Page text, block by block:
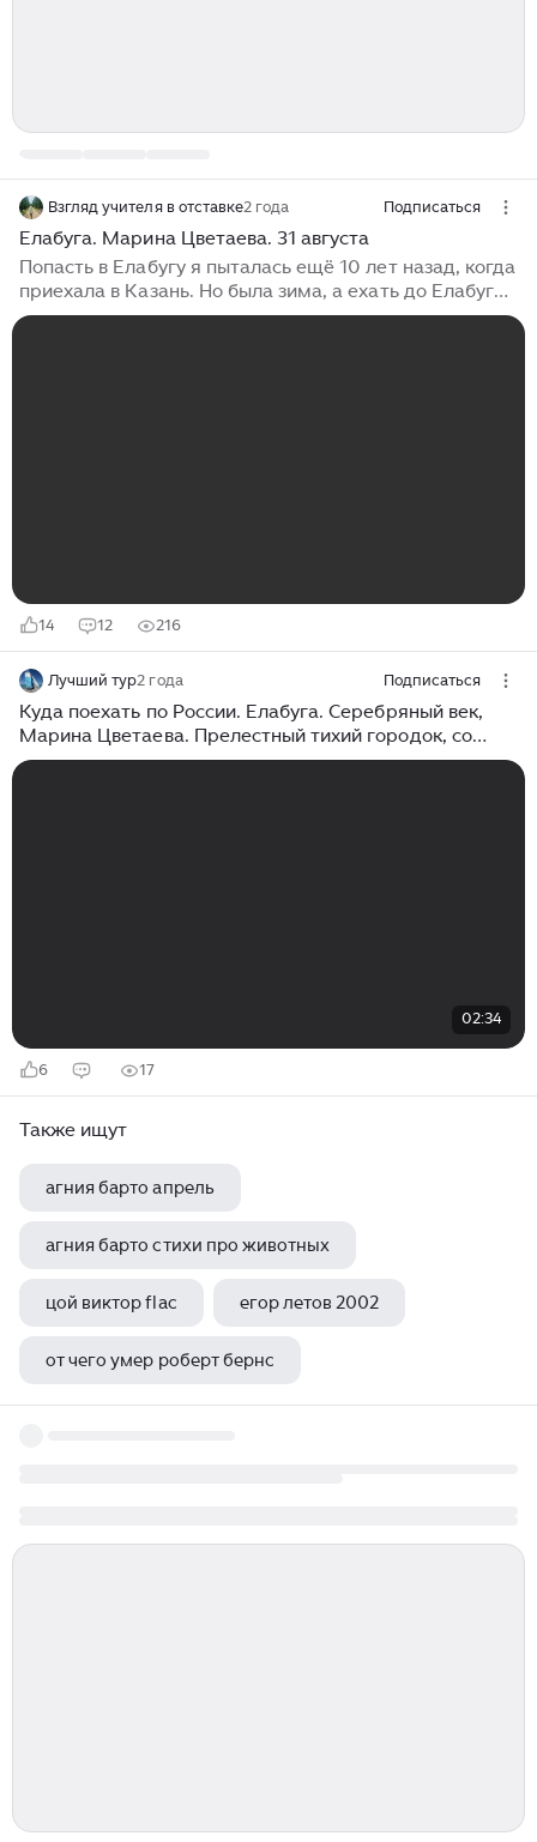
Взгляд учителя в отставке2 года Подписаться
Елабуга. Марина Цветаева. 31 августа
Попасть в Елабугу я пыталась ещё 10 лет назад, когда
приехала в Казань. Но была зима, а ехать до Елабуги
почти 3 часа. Так что мое желание побывать в городе,
14 12 216
Лучший тур2 года Подписаться
Куда поехать по России. Елабуга. Серебряный век,
Марина Цветаева. Прелестный тихий городок, со
своими традициями и знаменитостями.
02:34
6 17
Также ищут
агния барто апрель
агния барто стихи про животных
цой виктор flac егор летов 2002
от чего умер роберт бернс